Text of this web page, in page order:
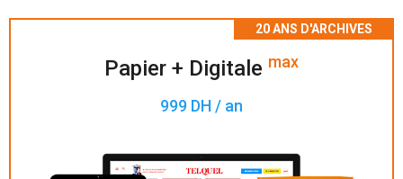
Papier + Digitale max
999 DH / an